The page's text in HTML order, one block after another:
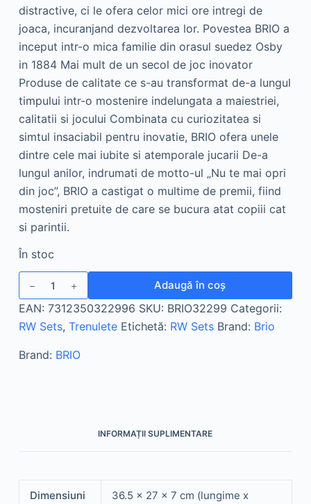
distractive, ci le ofera celor mici ore intregi de
joaca, incuranjand dezvoltarea lor. Povestea BRIO a
inceput intr-o mica familie din orasul suedez Osby
in 1884 Mai mult de un secol de joc inovator
Produse de calitate ce s-au transformat de-a lungul
timpului intr-o mostenire indelungata a maiestriei,
calitatii si jocului Combinata cu curiozitatea si
simtul insaciabil pentru inovatie, BRIO ofera unele
dintre cele mai iubite si atemporale jucarii De-a
lungul anilor, indrumati de motto-ul „Nu te mai opri
din joc”, BRIO a castigat o multime de premii, fiind
mosteniri pretuite de care se bucura atat copiii cat
si parintii.
În stoc
Cantitate
Brio
-
Set
Disney
Adaugă în coș
EAN: 7312350322996 SKU: BRIO32299 Categorii:
RW Sets, Trenulete Etichetă: RW Sets Brand: Brio
Brand: BRIO
INFORMAȚII SUPLIMENTARE
Dimensiuni
36.5 x 27 x 7 cm (lungime x